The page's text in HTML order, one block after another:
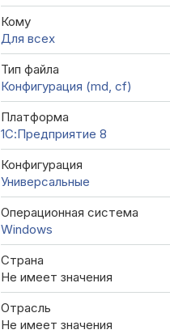
Кому
Для всех
Тип файла
Конфигурация (md, cf)
Платформа
1С:Предприятие 8
Конфигурация
Универсальные
Операционная система
Windows
Страна
Не имеет значения
Отрасль
Не имеет значения